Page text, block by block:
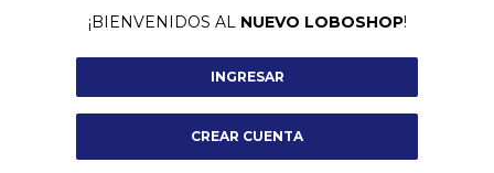
Body Bebé Azul
$21.000,00
Camiseta Bebe Azul manga
larga
¡BIENVENIDOS AL NUEVO LOBOSHOP!
INGRESAR
CREAR CUENTA